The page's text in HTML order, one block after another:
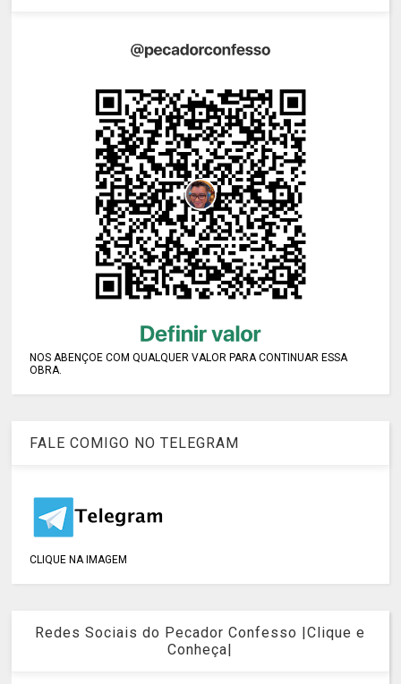
NOS ABENÇOE COM QUALQUER VALOR PARA CONTINUAR ESSA
OBRA.
FALE COMIGO NO TELEGRAM
CLIQUE NA IMAGEM
Redes Sociais do Pecador Confesso |Clique e
Conheça|